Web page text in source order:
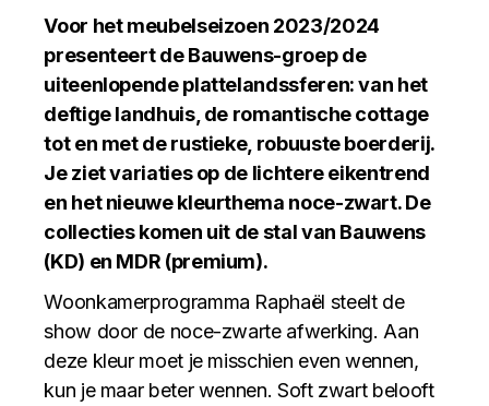
Voor het meubelseizoen 2023/2024
presenteert de Bauwens-groep de
uiteenlopende plattelandssferen: van het
deftige landhuis, de romantische cottage
tot en met de rustieke, robuuste boerderij.
Je ziet variaties op de lichtere eikentrend
en het nieuwe kleurthema noce-zwart. De
collecties komen uit de stal van Bauwens
(KD) en MDR (premium).
Woonkamerprogramma Raphaël steelt de
show door de noce-zwarte afwerking. Aan
deze kleur moet je misschien even wennen,
kun je maar beter wennen. Soft zwart belooft